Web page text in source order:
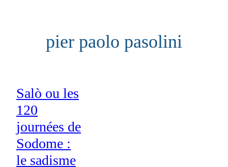
pier paolo pasolini
Salò ou les
120
journées de
Sodome :
le sadisme